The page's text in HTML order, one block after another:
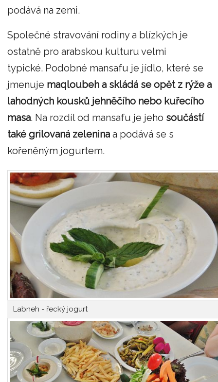
podává na zemi.
Společné stravování rodiny a blízkých je
ostatně pro arabskou kulturu velmi
typické. Podobné mansafu je jídlo, které se
jmenuje maqloubeh a skládá se opět z rýže a
lahodných kousků jehněčího nebo kuřecího
masa. Na rozdíl od mansafu je jeho součástí
také grilovaná zelenina a podává se s
kořeněným jogurtem.
Labneh - řecký jogurt